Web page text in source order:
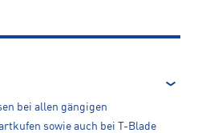
bei allen gängigen
sowie auch bei T-Blade